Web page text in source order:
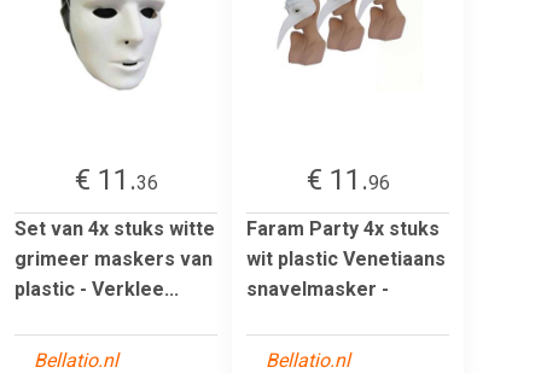
€ 11.36
Set van 4x stuks witte
grimeer maskers van
plastic - Verklee...
Bellatio.nl
€ 11.96
Faram Party 4x stuks
wit plastic Venetiaans
snavelmasker -
Bellatio.nl